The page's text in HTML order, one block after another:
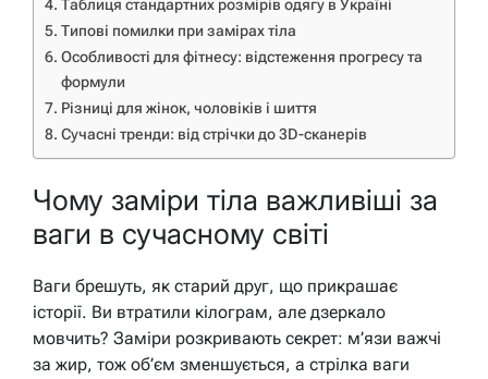
Таблиця стандартних розмірів одягу в Україні
Типові помилки при замірах тіла
Особливості для фітнесу: відстеження прогресу та
формули
Різниці для жінок, чоловіків і шиття
Сучасні тренди: від стрічки до 3D-сканерів
Чому заміри тіла важливіші за
ваги в сучасному світі
Ваги брешуть, як старий друг, що прикрашає
історії. Ви втратили кілограм, але дзеркало
мовчить? Заміри розкривають секрет: м’язи важчі
за жир, тож об’єм зменшується, а стрілка ваги